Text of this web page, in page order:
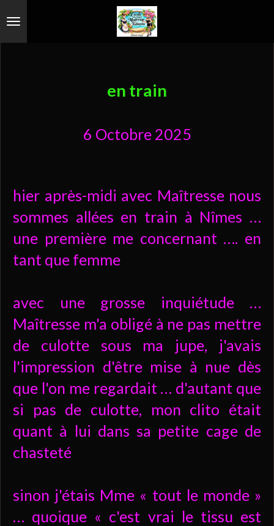
Passer
en train
6 Octobre 2025
hier après-midi avec Maîtresse nous
sommes allées en train à Nîmes …
une première me concernant …. en
tant que femme
avec une grosse inquiétude …
Maîtresse m'a obligé à ne pas mettre
de culotte sous ma jupe, j'avais
l'impression d'être mise à nue dès
que l'on me regardait … d'autant que
si pas de culotte, mon clito était
quant à lui dans sa petite cage de
chasteté
sinon j'étais Mme « tout le monde »
… quoique « c'est vrai le tissu est